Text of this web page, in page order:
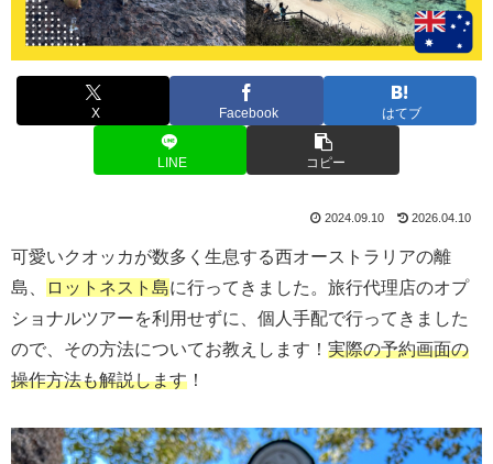
X Facebook はてブ
LINE コピー
2024.09.10 2026.04.10
可愛いクオッカが数多く生息する西オーストラリアの離
島、
ロットネスト島に行ってきました。旅行代理店のオプ
ショナルツアーを利用せずに、個人手配で行ってきました
ので、その方法についてお教えします！ 実際の予約画面の
操作方法も解説します ！